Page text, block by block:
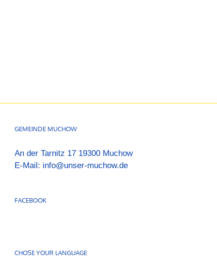
GEMEINDE MUCHOW
An der Tarnitz 17 19300 Muchow
E-Mail: info@unser-muchow.de
FACEBOOK
CHOSE YOUR LANGUAGE